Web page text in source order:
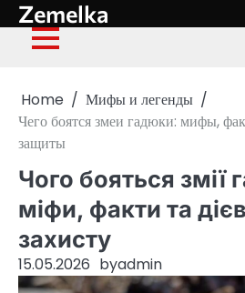
Skip
to
content
Zemelka
Home
Мифы и легенды
Чего боятся змеи гадюки: мифы,
защиты
Чого бояться змії
міфи, факти та
захисту
15.05.2026 byadmin